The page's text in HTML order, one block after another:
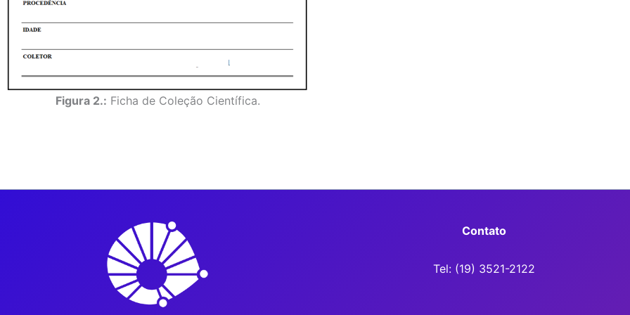
Figura 2.: Ficha de Coleção Científica.
Contato
Tel: (19) 3521-2122